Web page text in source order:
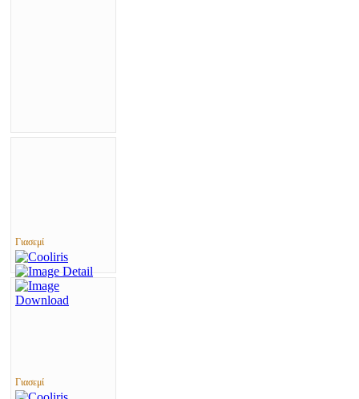
Γιασεμί
Γιασεμί